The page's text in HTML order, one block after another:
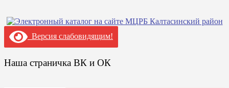
Версия слабовидящим!
Наша страничка ВК и ОК